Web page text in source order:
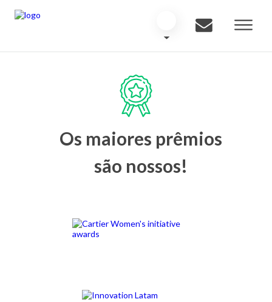
Os maiores prêmios
são nossos!